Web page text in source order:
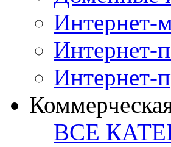
Интернет-
Интернет-
Интернет-
ВСЕ